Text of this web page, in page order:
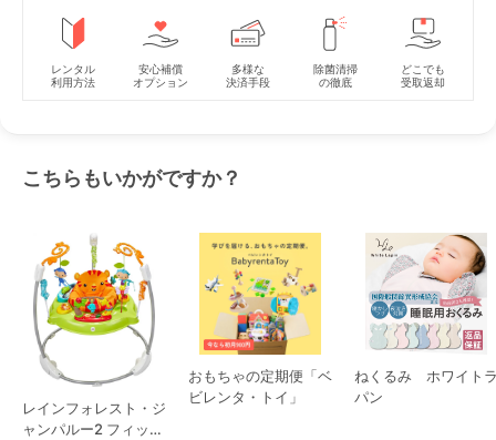
レンタル
利用方法
安心補償
オプション
多様な
決済手段
除菌清掃
の徹底
どこでも
受取返却
こちらもいかがですか？
レインフォレスト・ジ
ャンパルー2 フィッシ
おもちゃの定期便「ベ
ビレンタ・トイ」
ねくるみ ホワイト
パン